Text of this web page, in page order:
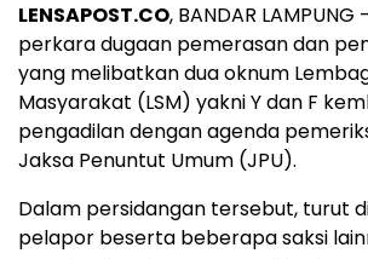
LENSAPOST.CO, BANDAR
perkara dugaan pemerasan dan
yang melibatkan dua oknum
Masyarakat (LSM) yakni Y dan F
pengadilan dengan agenda
Jaksa Penuntut Umum (JPU).
Dalam persidangan tersebut, turut
pelapor beserta beberapa saksi